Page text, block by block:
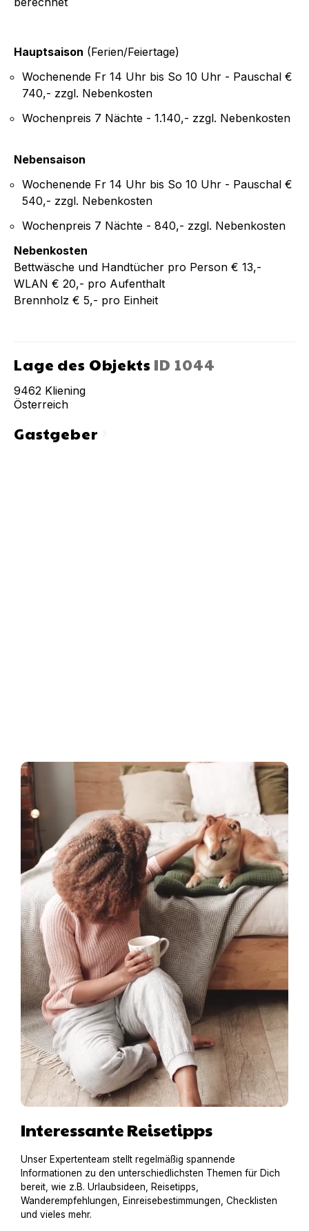
Hauptsaison (Ferien/Feiertage)
Wochenende Fr 14 Uhr bis So 10 Uhr - Pauschal €
740,- zzgl. Nebenkosten
Wochenpreis 7 Nächte - 1.140,- zzgl. Nebenkosten
Nebensaison
Wochenende Fr 14 Uhr bis So 10 Uhr - Pauschal €
540,- zzgl. Nebenkosten
Wochenpreis 7 Nächte - 840,- zzgl. Nebenkosten
Nebenkosten
Bettwäsche und Handtücher pro Person € 13,-
WLAN € 20,- pro Aufenthalt
Brennholz € 5,- pro Einheit
Lage des Objekts ID 1044
9462 Kliening
Österreich
Gastgeberchevron_right
Interessante Reisetipps
Unser Expertenteam stellt regelmäßig spannende
Informationen zu den unterschiedlichsten Themen für Dich
bereit, wie z.B. Urlaubsideen, Reisetipps,
Wanderempfehlungen, Einreisebestimmungen, Checklisten
und vieles mehr.